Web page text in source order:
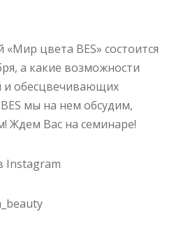
цвета BES» состоится
а какие возможности
и обесцвечивающих
мы на нем обсудим,
Ждем Вас на семинаре!
Instagram